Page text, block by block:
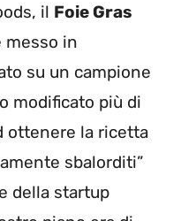
il Foie Gras
messo in
su un campione
modificato più di
ottenere la ricetta
sbalorditi”
della startup